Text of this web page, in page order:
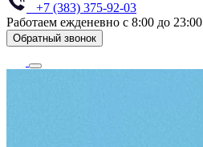
+7 (383) 375-92-03
Работаем ежденевно с 8:00 до 23:00
Обратный звонок